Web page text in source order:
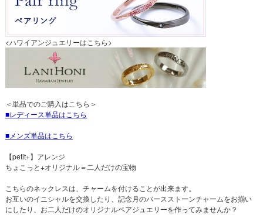
<ハワイアンジュエリーはこちら>
＜単品でのご購入はこちら＞
レディース単品はこちら
メンズ単品はこちら
【petit+】アレンジ
ちょこっと+オリジナル＝二人だけの宝物
こちらのネックレスは、チャームを付けることが出来ます。
お互いのイニシャルを交換したり、記念月のバースストーンチャームをお揃い
にしたり、お二人だけのオリジナルペアジュエリーを作ってみませんか？